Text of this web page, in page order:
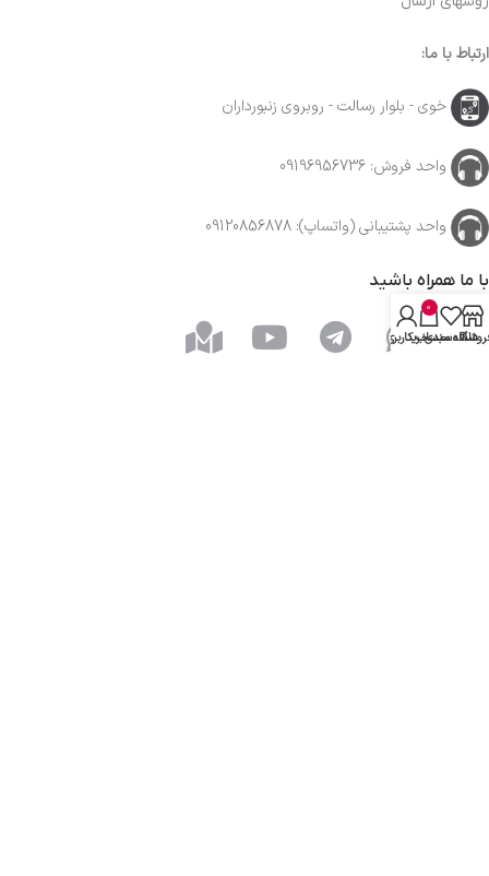
ارتباط با ما:
خوی - بلوار رسالت - روبروی زنبورداران
واحد فروش: 09196956736
واحد پشتیبانی (واتساپ): 09120856878
با ما همراه باشید
علاقه مندی
0
سبد خرید
حساب کاربری من